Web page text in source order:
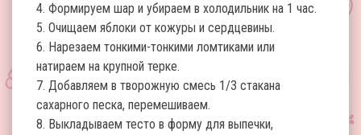
4. Формируем шар и убираем в холодильник на 1 час.
5. Очищаем яблоки от кожуры и сердцевины.
6. Нарезаем тонкими-тонкими ломтиками или
натираем на крупной терке.
7. Добавляем в творожную смесь 1/3 стакана
сахарного песка, перемешиваем.
8. Выкладываем тесто в форму для выпечки,